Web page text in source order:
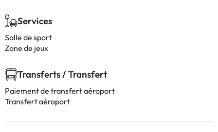
Services
Salle de sport
Zone de jeux
Transferts / Transfert
Paiement de transfert aéroport
Transfert aéroport